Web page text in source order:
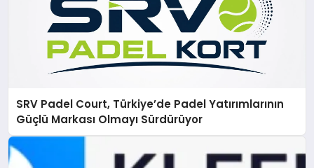
SRV Padel Court, Türkiye’de Padel Yatırımlarının
Güçlü Markası Olmayı Sürdürüyor